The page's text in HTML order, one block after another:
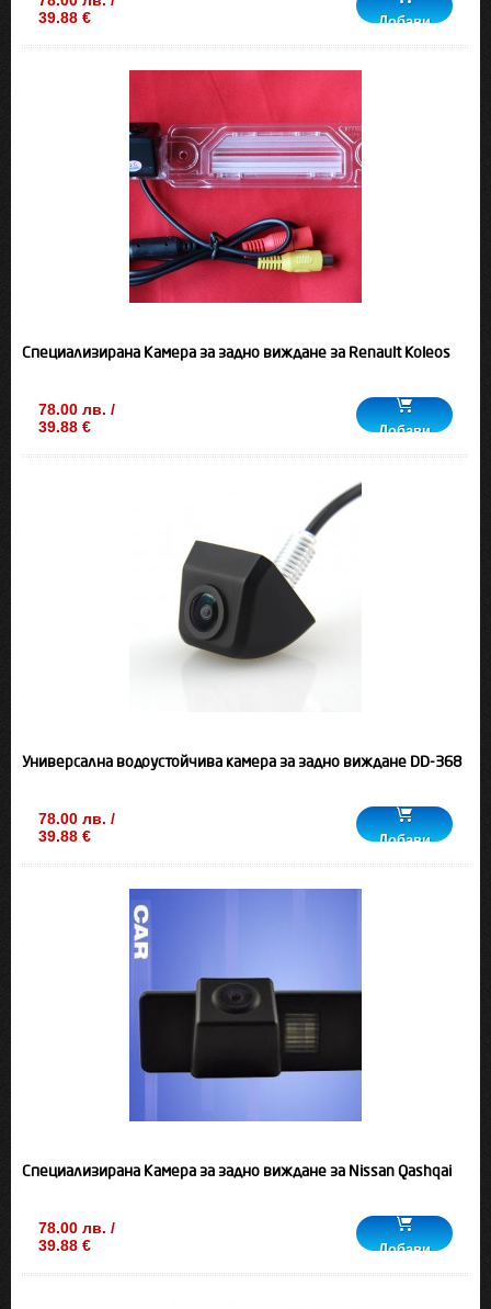
39.88 €
Добави
Специализирана Камера за задно виждане за Renault Koleos
78.00 лв. /
39.88 €
Добави
Универсална водоустойчива камера за задно виждане DD-368
78.00 лв. /
39.88 €
Добави
Специализирана Камера за задно виждане за Nissan Qashqai
78.00 лв. /
39.88 €
Добави